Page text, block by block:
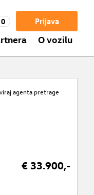
Prijava
0
O vozilu
agenta pretrage
€ 33.900,-